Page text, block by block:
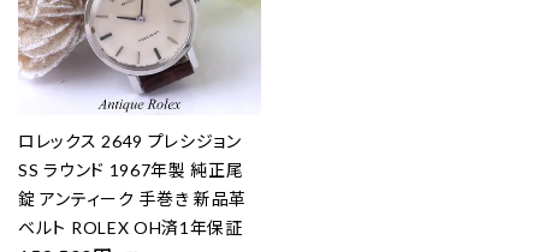
ロレックス 2649 プレシジョン
SS ラウンド 1967年製 純正尾
錠 アンティーク 手巻き 新品革
ベルト ROLEX OH済1年保証